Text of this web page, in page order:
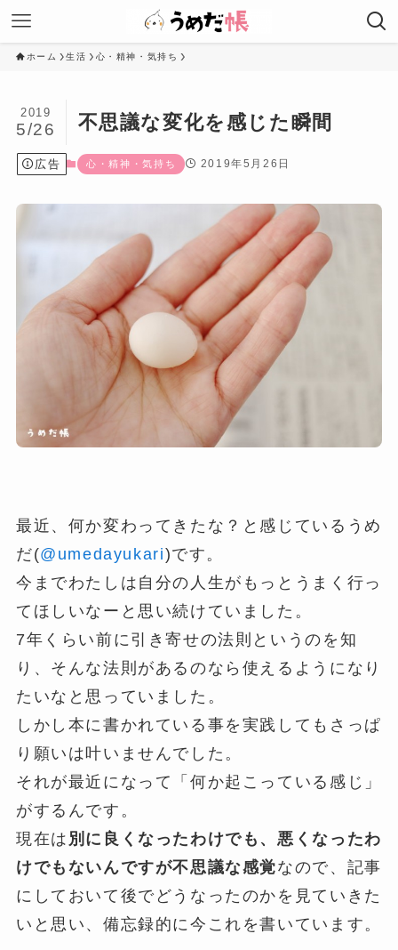
ホーム 生活 心・精神・気持ち
不思議な変化を感じた瞬間
2019
5/26
広告 心・精神・気持ち 2019年5月26日
最近、何か変わってきたな？と感じているうめ
だ(@umedayukari)です。
今までわたしは自分の人生がもっとうまく行っ
てほしいなーと思い続けていました。
7年くらい前に引き寄せの法則というのを知
り、そんな法則があるのなら使えるようになり
たいなと思っていました。
しかし本に書かれている事を実践してもさっぱ
り願いは叶いませんでした。
それが最近になって「何か起こっている感じ」
がするんです。
現在は 別に良くなったわけでも、悪くなったわ
けでもないんですが不思議な感覚なので、記事
にしておいて後でどうなったのかを見ていきた
いと思い、備忘録的に今これを書いています。